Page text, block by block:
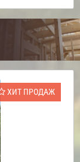
ХИТ ПРОДАЖ